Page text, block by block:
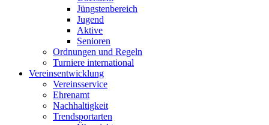
Jüngstenbereich
Jugend
Aktive
Senioren
Ordnungen und Regeln
Turniere international
Vereinsentwicklung
Vereinsservice
Ehrenamt
Nachhaltigkeit
Trendsportarten